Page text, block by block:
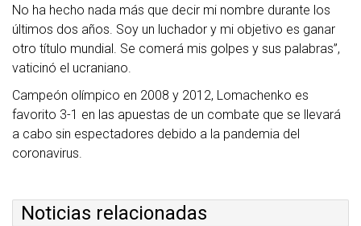
No ha hecho nada más que decir mi nombre durante los
últimos dos años. Soy un luchador y mi objetivo es ganar
otro título mundial. Se comerá mis golpes y sus palabras”,
vaticinó el ucraniano.
Campeón olímpico en 2008 y 2012, Lomachenko es
favorito 3-1 en las apuestas de un combate que se llevará
a cabo sin espectadores debido a la pandemia del
coronavirus.
Noticias relacionadas